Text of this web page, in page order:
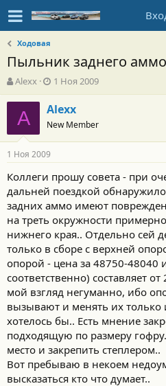
Ходовая
Пыльник заднего
А
в
т
о
т
е
м
ы
Alexx
Д
а
т
а
н
а
а
л
а
1 Ноя 2009
A Alexx
New Member
1 Ноя 2009
Коллеги прошу совета - при
дальней поездкой
задних аммо имеют
на треть окружности
нижнего края.. Отдельно сей
только в сборе с верхней
опорой - цена за 48750-48040
соответственно) составляет
мой взгляд негуманно, ибо
вызывают и менять их только
хотелось бы.. Есть мнение
подходящую по размеру
место и закрепить степлером..
Вот пребываю в некоем
высказаться кто что думает..